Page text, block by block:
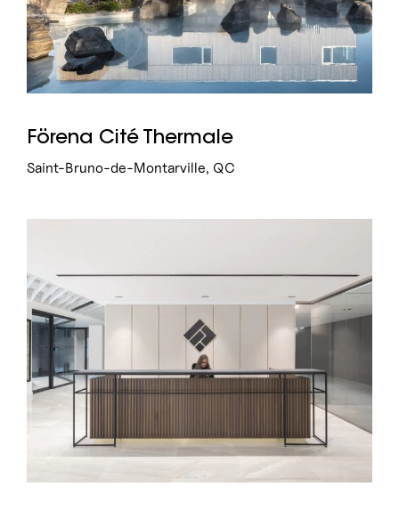
Förena Cité Thermale
Saint-Bruno-de-Montarville, QC